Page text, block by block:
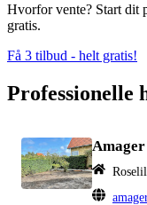
Hvorfor vente? Start dit
gratis.
Få 3 tilbud - helt gratis!
Professionelle